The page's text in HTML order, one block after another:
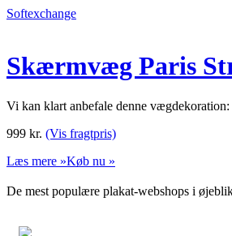
Softexchange
Skærmvæg Paris
Vi kan klart anbefale denne
999 kr. (Vis fragtpris)
Læs mere »Køb nu »
De mest populære plakat-webshops i